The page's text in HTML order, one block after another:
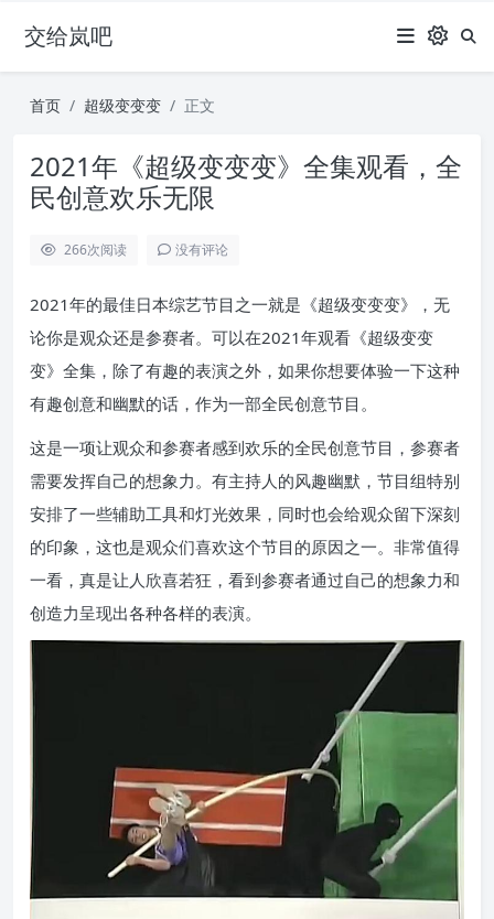
交给岚吧
首页 超级变变变 正文
2021年《超级变变变》全集观看，全
民创意欢乐无限
266次阅读 没有评论
2021年的最佳日本综艺节目之一就是《超级变变变》，无
论你是观众还是参赛者。可以在2021年观看《超级变变
变》全集，除了有趣的表演之外，如果你想要体验一下这种
有趣创意和幽默的话，作为一部全民创意节目。
这是一项让观众和参赛者感到欢乐的全民创意节目，参赛者
需要发挥自己的想象力。有主持人的风趣幽默，节目组特别
安排了一些辅助工具和灯光效果，同时也会给观众留下深刻
的印象，这也是观众们喜欢这个节目的原因之一。非常值得
一看，真是让人欣喜若狂，看到参赛者通过自己的想象力和
创造力呈现出各种各样的表演。